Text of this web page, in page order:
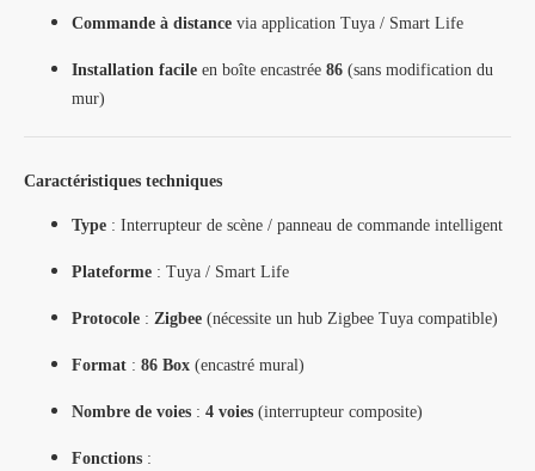
Commande à distance via application Tuya / Smart Life
Installation facile en boîte encastrée 86 (sans modification du
mur)
Caractéristiques techniques
Type : Interrupteur de scène / panneau de commande intelligent
Plateforme : Tuya / Smart Life
Protocole : Zigbee (nécessite un hub Zigbee Tuya compatible)
Format : 86 Box (encastré mural)
Nombre de voies : 4 voies (interrupteur composite)
Fonctions :